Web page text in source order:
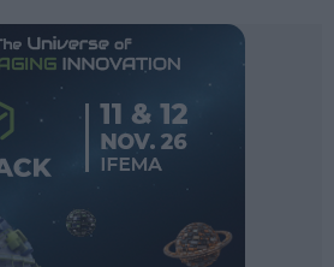
Registrarse
INICIAR SESIÓN